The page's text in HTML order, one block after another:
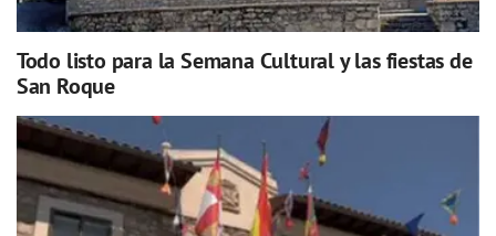
Todo listo para la Semana Cultural y las fiestas de
San Roque